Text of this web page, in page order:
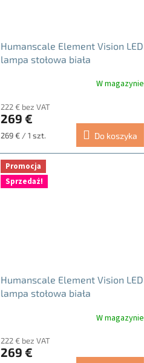
Humanscale Element Vision LED
lampa stołowa biała
W magazynie
222 € bez VAT
269 €
Cena
269 € / 1 szt. Do koszyka
Promocja
Sprzedaż!
Humanscale Element Vision LED
lampa stołowa biała
W magazynie
222 € bez VAT
269 €